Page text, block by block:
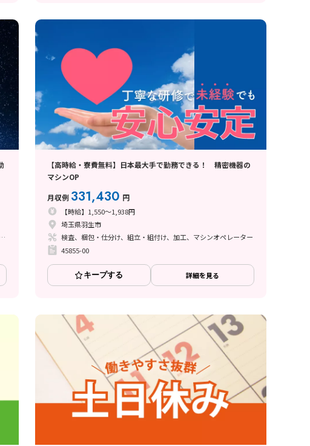
軽作業、検査、梱包・仕分け、組立・組付け、加工、マシンオペレーター、立ち作業
【高時給・寮費無料】日本最大手で勤務できる！ 精密機器の
マシンOP
月収例 331,430 円
【時給】1,550～1,938円
埼玉県羽生市
検査、梱包・仕分け、組立・組付け、加工、マシンオペレーター
45855-00
キープする 詳細を見る